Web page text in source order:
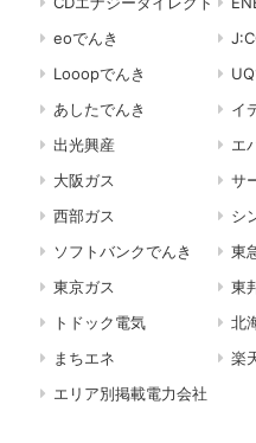
eoでんき
Looopでんき
あしたでんき
イ
出光興産
エ
大阪ガス
サ
西部ガス
シ
ソフトバンクでんき
東
東京ガス
東
トドック電気
北
まちエネ
楽
エリア別掲載電力会社